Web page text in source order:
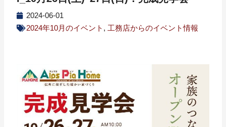
2024-06-01
2024年10月のイベント , 工務店からのイベント情報